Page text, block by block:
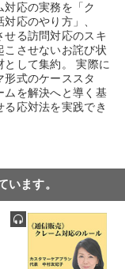
応の実務を「ク
応のやり方」、
せる訪問対応のスキ
こさせないお詫び状
して集約。 実際に
式のケーススタ
ムを解決へと導く基
応対法を実践でき
います。